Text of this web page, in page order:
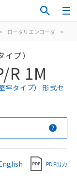
> ロータリエンコーダ >
プ）
R 1M
牢タイプ） 形式セ
PDF出力